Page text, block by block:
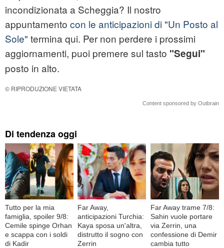
incondizionata a Scheggia? Il nostro
appuntamento con le anticipazioni di "Un Posto al
Sole" termina qui. Per non perdere i prossimi
aggiornamenti, puoi premere sul tasto "Segui"
posto in alto.
© RIPRODUZIONE VIETATA
Content sponsored by Outbrain
Di tendenza oggi
Tutto per la mia
famiglia, spoiler 9/8:
Cemile spinge Orhan
e scappa con i soldi
di Kadir
Far Away,
anticipazioni Turchia:
Kaya sposa un'altra,
distrutto il sogno con
Zerrin
Far Away trame 7/8:
Sahin vuole portare
via Zerrin, una
confessione di Demir
cambia tutto